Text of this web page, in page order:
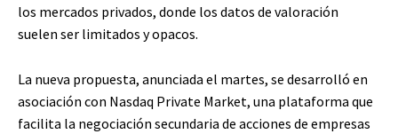
los mercados privados, donde los datos de valoración
suelen ser limitados y opacos.
La nueva propuesta, anunciada el martes, se desarrolló en
asociación con Nasdaq Private Market, una plataforma que
facilita la negociación secundaria de acciones de empresas